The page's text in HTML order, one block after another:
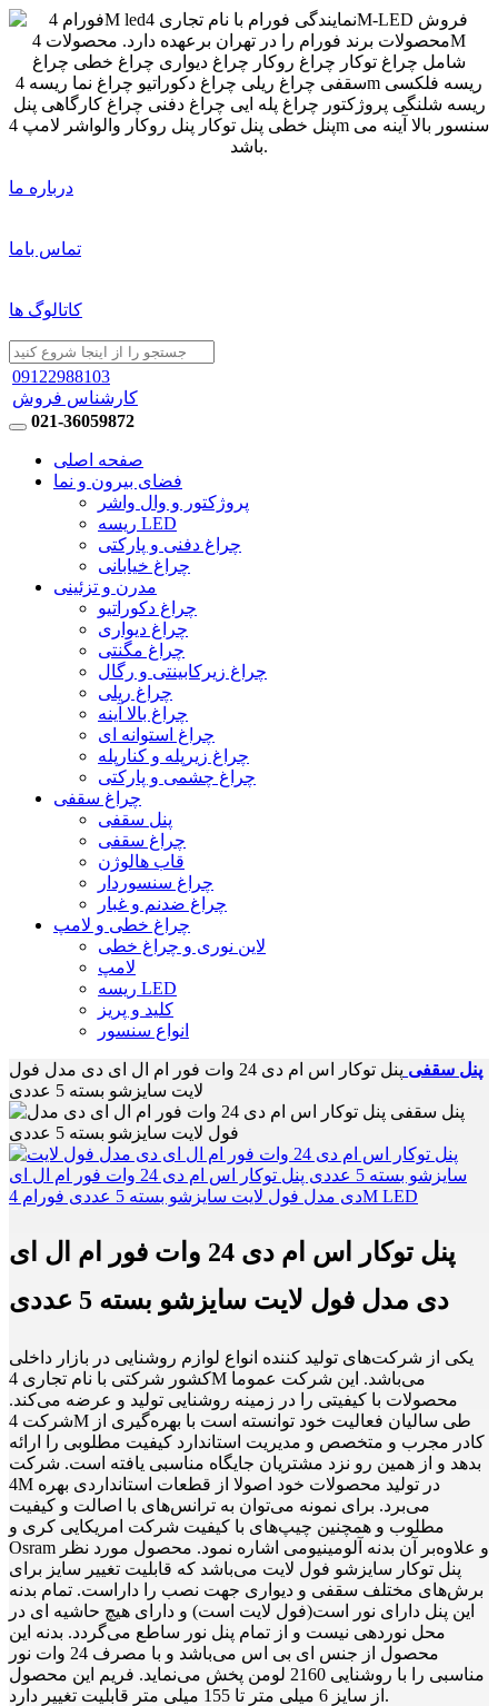
درباره ما
تماس باما
کاتالوگ ها
09122988103
کارشناس فروش
021-36059872
صفحه اصلی
فضای بیرون و نما
پروژکتور و وال واشر
ریسه LED
چراغ دفنی و پارکتی
چراغ خیابانی
مدرن و تزئینی
چراغ دکوراتیو
چراغ دیواری
چراغ مگنتی
چراغ زیرکابینتی و رگال
چراغ ریلی
چراغ بالا آینه
چراغ استوانه ای
چراغ زیرپله و کنارپله
چراغ چشمی و پارکتی
چراغ سقفی
پنل سقفی
چراغ سقفی
قاب هالوژن
چراغ سنسوردار
چراغ ضدنم و غبار
چراغ خطی و لامپ
لاین نوری و چراغ خطی
لامپ
ریسه LED
کلید و پریز
انواع سنسور
پنل سقفی
پنل توکار اس ام دی 24 وات فور ام ال ای دی مدل فول
لایت سایزشو بسته 5 عددی
پنل توکار اس ام دی 24 وات فور ام ال ای
دی مدل فول لایت سایزشو بسته 5 عددی
یکی از شرکت‌های تولید کننده انواع لوازم روشنایی در بازار داخلی
کشور شرکتی با نام تجاری 4M می‌باشد. این شرکت عموما
محصولات با کیفیتی را در زمینه روشنایی تولید و عرضه می‌کند.
شرکت 4M طی سالیان فعالیت خود توانسته است با بهره‌گیری از
کادر مجرب و متخصص و مدیریت استاندارد کیفیت مطلوبی را ارائه
بدهد و از همین رو نزد مشتریان جایگاه مناسبی یافته است. شرکت
4M در تولید محصولات خود اصولا از قطعات استانداردی بهره
می‌برد. برای نمونه می‌توان به ترانس‌های با اصالت و کیفیت
مطلوب و همچنین چیپ‌های با کیفیت شرکت امریکایی کری و
Osram و علاوه‌بر آن بدنه آلومینیومی اشاره نمود. محصول مورد نظر
پنل توکار سایزشو فول لایت می‌باشد که قابلیت تغییر سایز برای
برش‌های مختلف سقفی و دیواری جهت نصب را داراست. تمام بدنه
این پنل دارای نور است(فول لایت است) و دارای هیچ حاشیه ای در
محل نوردهی نیست و از تمام پنل نور ساطع می‌گردد. بدنه این
محصول از جنس ای بی اس می‌باشد و با مصرف 24 وات نور
مناسبی را با روشنایی 2160 لومن پخش می‌نماید. فریم این محصول
از سایز 6 میلی متر تا 155 میلی متر قابلیت تغییر دارد.